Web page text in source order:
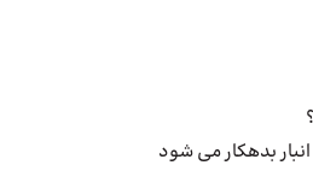
بدهکار می شود